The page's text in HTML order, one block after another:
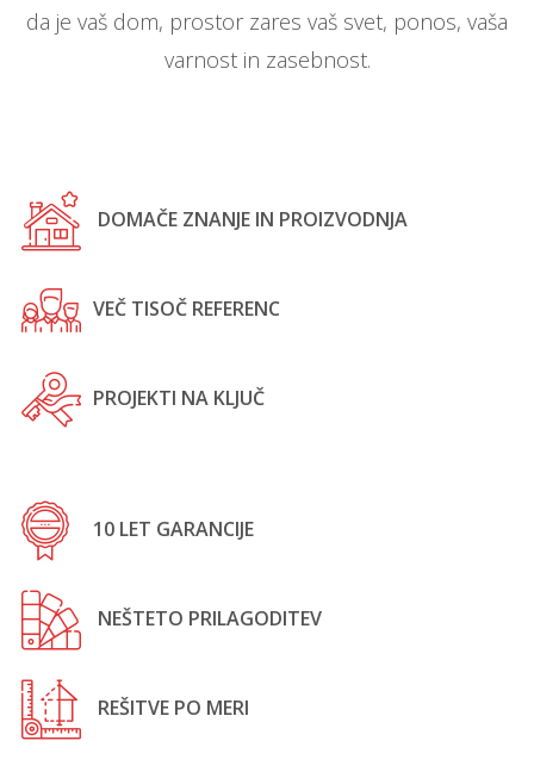
da je vaš dom, prostor zares vaš svet, ponos, vaša
varnost in zasebnost.
DOMAČE ZNANJE IN PROIZVODNJA
VEČ TISOČ REFERENC
PROJEKTI NA KLJUČ
10 LET GARANCIJE
NEŠTETO PRILAGODITEV
REŠITVE PO MERI